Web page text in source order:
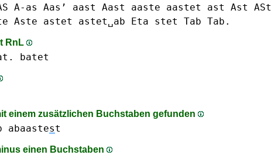
A-as Aas’ aast Aast aaste aastet
ast Ast ASt
Aste astet astet␣ab Eta stet Tab Tab.
RnL
batet
einem zusätzlichen Buchstaben gefunden
abaastest
einen Buchstaben